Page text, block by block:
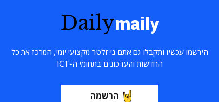
Dailymaily
הירשמו עכשיו ותקבלו גם אתם ניוזלטר מקצועי יומי, המרכז את כל
החדשות והעדכונים בתחומי ה-ICT
הרשמה